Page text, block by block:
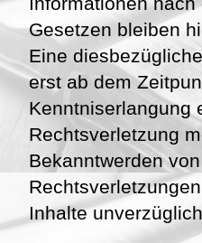
Gesetzen bleiben
Eine
erst ab dem
Kenntniserlangung
Rechtsverletzung
Bekanntwerden
Inhalte